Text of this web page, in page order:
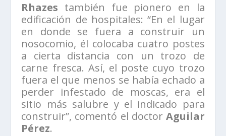
Rhazes también fue pionero en la
edificación de hospitales: “En el lugar
en donde se fuera a construir un
nosocomio, él colocaba cuatro postes
a cierta distancia con un trozo de
carne fresca. Así, el poste cuyo trozo
fuera el que menos se había echado a
perder infestado de moscas, era el
sitio más salubre y el indicado para
construir”, comentó el doctor Aguilar
Pérez.